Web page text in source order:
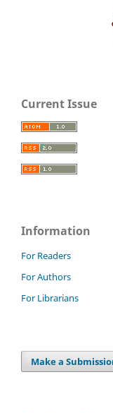
Current Issue
Information
For Readers
For Authors
For Librarians
Make a